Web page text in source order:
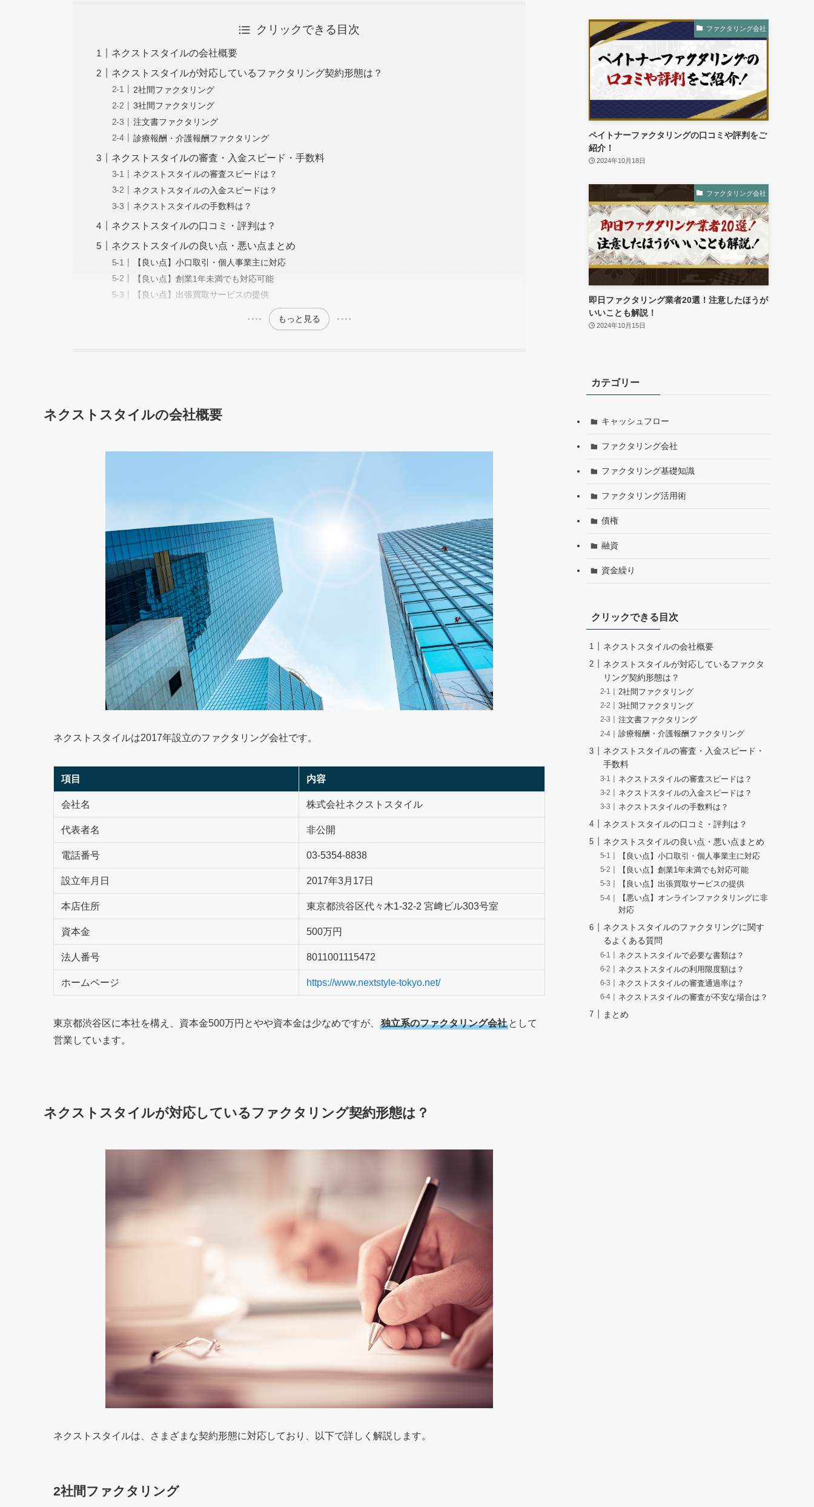
クリックできる目次
ネクストスタイルの会社概要
ネクストスタイルが対応しているファクタリング契約形態は？
2社間ファクタリング
3社間ファクタリング
注文書ファクタリング
診療報酬・介護報酬ファクタリング
ネクストスタイルの審査・入金スピード・手数料
ネクストスタイルの審査スピードは？
ネクストスタイルの入金スピードは？
ネクストスタイルの手数料は？
ネクストスタイルの口コミ・評判は？
ネクストスタイルの良い点・悪い点まとめ
【良い点】小口取引・個人事業主に対応
【良い点】創業1年未満でも対応可能
【良い点】出張買取サービスの提供
もっと見る
ネクストスタイルの会社概要
ネクストスタイルは2017年設立のファクタリング会社です。
項目 内容
会社名 株式会社ネクストスタイル
代表者名 非公開
電話番号 03-5354-8838
設立年月日 2017年3月17日
本店住所 東京都渋谷区代々木1-32-2 宮﨑ビル303号室
資本金 500万円
法人番号 8011001115472
ホームページ https://www.nextstyle-tokyo.net/
東京都渋谷区に本社を構え、資本金500万円とやや資本金は少なめですが、 独立系のファクタリング会社 として
営業しています。
ネクストスタイルが対応しているファクタリング契約形態は？
ネクストスタイルは、さまざまな契約形態に対応しており、以下で詳しく解説します。
2社間ファクタリング
ファクタリング会社
ペイトナーファクタリングの口コミや評判をご
紹介！
2024年10月18日
ファクタリング会社
即日ファクタリング業者20選！注意したほうが
いいことも解説！
2024年10月15日
カテゴリー
キャッシュフロー
ファクタリング会社
ファクタリング基礎知識
ファクタリング活用術
債権
融資
資金繰り
クリックできる目次
ネクストスタイルの会社概要
ネクストスタイルが対応しているファクタ
リング契約形態は？
2社間ファクタリング
3社間ファクタリング
注文書ファクタリング
診療報酬・介護報酬ファクタリング
ネクストスタイルの審査・入金スピード・
手数料
ネクストスタイルの審査スピードは？
ネクストスタイルの入金スピードは？
ネクストスタイルの手数料は？
ネクストスタイルの口コミ・評判は？
ネクストスタイルの良い点・悪い点まとめ
【良い点】小口取引・個人事業主に対応
【良い点】創業1年未満でも対応可能
【良い点】出張買取サービスの提供
【悪い点】オンラインファクタリングに非
対応
ネクストスタイルのファクタリングに関す
るよくある質問
ネクストスタイルで必要な書類は？
ネクストスタイルの利用限度額は？
ネクストスタイルの審査通過率は？
ネクストスタイルの審査が不安な場合は？
まとめ